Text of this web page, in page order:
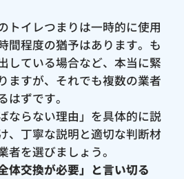
トイレつまりは一時的に使用
間程度の猶予はあります。も
している場合など、本当に緊
ますが、それでも複数の業者
はずです。
ならない理由」を具体的に説
、丁寧な説明と適切な判断材
を選びましょう。
体交換が必要」と言い切る